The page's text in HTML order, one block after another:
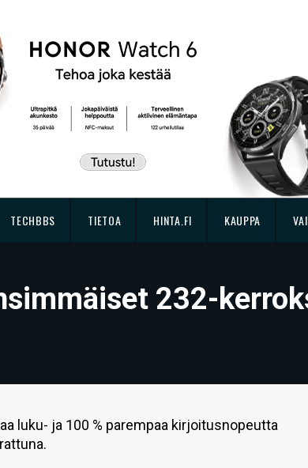
TECHBBS TIETOA HINTA.FI KAUPPA
232-
luku- ja 100 % parempaa kirjoitusnopeutta